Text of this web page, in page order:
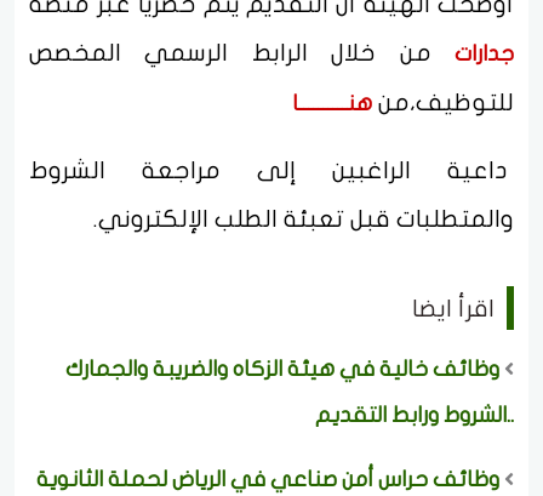
جدارات من خلال الرابط الرسمي المخصص
للتوظيف،من هنــــــــــا
داعية الراغبين إلى مراجعة الشروط
والمتطلبات قبل تعبئة الطلب الإلكتروني.
اقرأ ايضا
وظائف خالية في هيئة الزكاه والضريبة والجمارك
..الشروط ورابط التقديم
وظائف حراس أمن صناعي في الرياض لحملة الثانوية